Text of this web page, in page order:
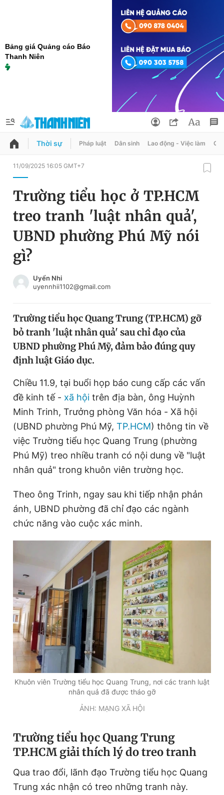
Bảng giá Quảng cáo Báo
Thanh Niên
QUẢNG CÁO
Chuyên mục
Chuyên mục khác
Chào ngày mới
Tin thị trường
Video Magazine
Sản phẩm khác
Tiện ích Bạn cần biết
Thông tin tòa soạn Liên hệ quảng cáo
Theo dõi báo trên
0906 645 777
Liên hệ quảng cáo
0908 780 404
Đặt báo Quảng cáo RSS Tòa soạn
Tổng biên tập: Nguyễn Ngọc Toàn
Phó tổng biên tập thường trực: Hải Thành
Phó tổng biên tập: Lâm Hiếu Dũng
Phó tổng biên tập: Trần Việt Hưng
Tổng thư ký tòa soạn: Đức Trung
Giấy phép xuất bản số 110/GP - BTTTT cấp ngày 24.3.2020
© 2003-2026 Bản quyền thuộc về Báo Thanh Niên. Cấm sao
bản. Phát triển bởi ePi Technologies, JSC.
Đổi mật khẩu
Tin đã lưu
Tin đã xem
Đăng xuất
Thời sự Pháp luật Dân sinh Lao động - Việc làm
11/09/2025 16:05 GMT+7
Trường tiểu học ở TP.HCM
treo tranh 'luật nhân quả',
UBND phường Phú Mỹ nói
gì?
Uyển Nhi
uyennhii1102@gmail.com
Trường tiểu học Quang Trung (TP.HCM) gỡ
bỏ tranh 'luật nhân quả' sau chỉ đạo của
UBND phường Phú Mỹ, đảm bảo đúng quy
định luật Giáo dục.
Chiều 11.9, tại buổi họp báo cung cấp các vấn
đề kinh tế - xã hội trên địa bàn, ông Huỳnh
Minh Trinh, Trưởng phòng Văn hóa - Xã hội
(UBND phường Phú Mỹ, TP.HCM) thông tin về
việc Trường tiểu học Quang Trung (phường
Phú Mỹ) treo nhiều tranh có nội dung về "luật
nhân quả" trong khuôn viên trường học.
Theo ông Trinh, ngay sau khi tiếp nhận phản
ánh, UBND phường đã chỉ đạo các ngành
chức năng vào cuộc xác minh.
Khuôn viên Trường tiểu học Quang Trung, nơi các tranh luật
nhân quả đã được tháo gỡ
ẢNH: MẠNG XÃ HỘI
Trường tiểu học Quang Trung
TP.HCM giải thích lý do treo tranh
Qua trao đổi, lãnh đạo Trường tiểu học Quang
Trung xác nhận có treo những tranh này.